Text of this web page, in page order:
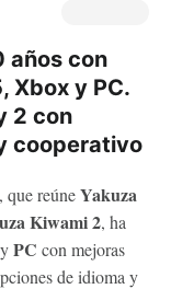
años con
Xbox y PC.
2 con
cooperativo
, que reúneYakuza
Kiwami 2, ha
yPC con mejoras
de idioma y